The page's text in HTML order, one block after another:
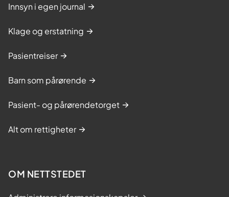
Innsyn i egen journal
Klage og erstatning
Pasientreiser
Barn som pårørende
Pasient- og pårørendetorget
Alt om rettigheter
OM NETTSTEDET